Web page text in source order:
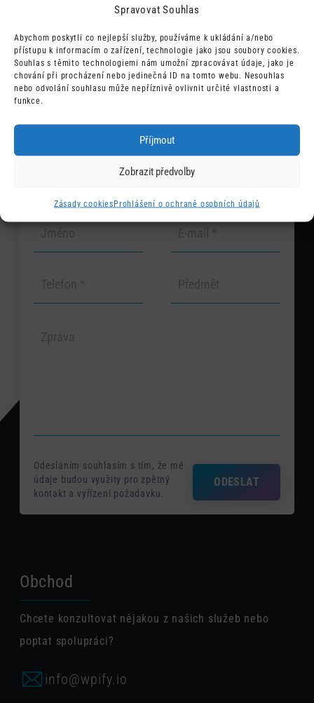
Spravovat Souhlas
Abychom poskytli co nejlepší služby, používáme k ukládání a/nebo
přístupu k informacím o zařízení, technologie jako jsou soubory cookies.
Souhlas s těmito technologiemi nám umožní zpracovávat údaje, jako je
chování při procházení nebo jedinečná ID na tomto webu. Nesouhlas
nebo odvolání souhlasu může nepříznivě ovlivnit určité vlastnosti a
funkce.
Příjmout
Zobrazit předvolby
Zásady cookiesProhlášení o ochraně osobních údajů
Změny nastavení uložte pomocí tlačítka na konci
stránky.
Zavolejte nebo
Odesláním souhlasím s tím, že mé
údaje budou využity pro zpětný
kontakt a vyřízení požadavku.
ODESLAT
Obchod
Chcete konzultovat nějakou z našich služeb nebo
poptat spolupráci?
info@wpify.io